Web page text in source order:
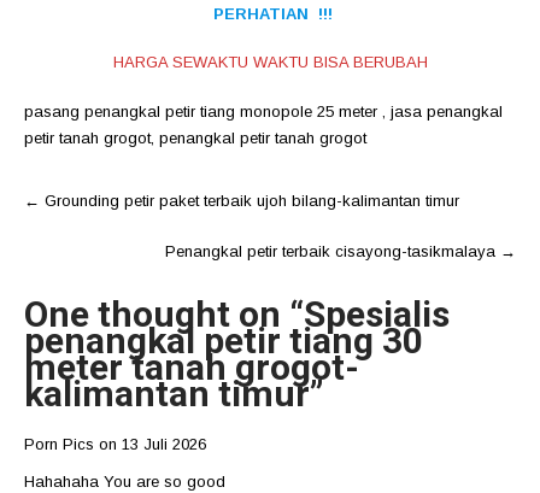
PERHATIAN !!!
HARGA SEWAKTU WAKTU BISA BERUBAH
pasang penangkal petir tiang monopole 25 meter , jasa penangkal
petir tanah grogot, penangkal petir tanah grogot
Post
← Grounding petir paket terbaik ujoh bilang-kalimantan timur
Penangkal petir terbaik cisayong-tasikmalaya →
One thought on “Spesialis
penangkal petir tiang 30
meter tanah grogot-
kalimantan timur”
Porn Pics on 13 Juli 2026
Hahahaha You are so good